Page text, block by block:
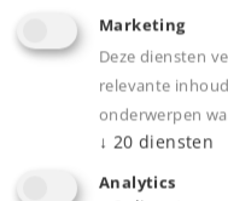
Marketing
Deze diensten
relevante
onderwerpen
↓ 20 diensten
Analytics